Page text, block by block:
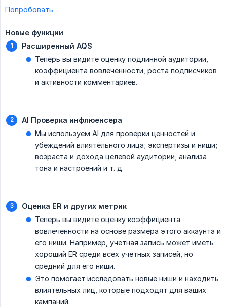
Попробовать
Новые функции
Расширенный AQS
Теперь вы видите оценку подлинной аудитории,
коэффициента вовлеченности, роста подписчиков
и активности комментариев.
AI Проверка инфлюенсера
Мы используем AI для проверки ценностей и
убеждений влиятельного лица; экспертизы и ниши;
возраста и дохода целевой аудитории; анализа
тона и настроений и т. д.
Оценка ER и других метрик
Теперь вы видите оценку коэффициента
вовлеченности на основе размера этого аккаунта и
его ниши. Например, учетная запись может иметь
хороший ER среди всех учетных записей, но
средний для его ниши.
Это помогает исследовать новые ниши и находить
влиятельных лиц, которые подходят для ваших
кампаний.